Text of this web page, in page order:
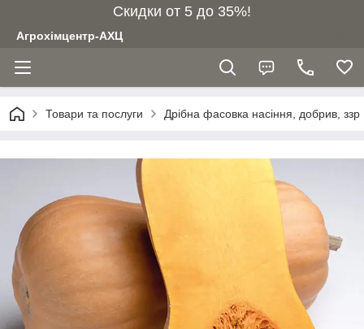
Скидки от 5 до 35%!
Агрохімцентр-АХЦ
Товари та послуги Дрібна фасовка насіння, добрив, ззр